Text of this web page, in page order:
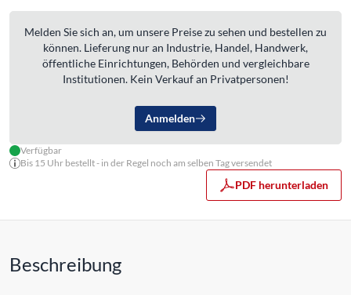
Melden Sie sich an, um unsere Preise zu sehen und bestellen zu
können. Lieferung nur an Industrie, Handel, Handwerk,
öffentliche Einrichtungen, Behörden und vergleichbare
Institutionen. Kein Verkauf an Privatpersonen!
Anmelden
Verfügbar
Bis 15 Uhr bestellt - in der Regel noch am selben Tag versendet
PDF herunterladen
Beschreibung